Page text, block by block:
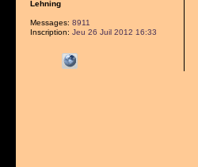
Lehning
Messages: 8911
Inscription: Jeu 26 Juil 2012 16:33